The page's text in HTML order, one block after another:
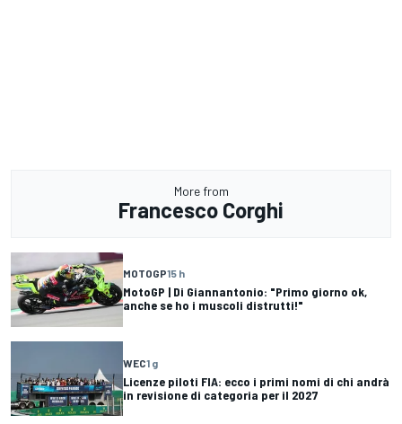
More from
Francesco Corghi
MOTOGP15 h
MotoGP | Di Giannantonio: "Primo giorno ok,
anche se ho i muscoli distrutti!"
WEC1 g
Licenze piloti FIA: ecco i primi nomi di chi andrà
in revisione di categoria per il 2027